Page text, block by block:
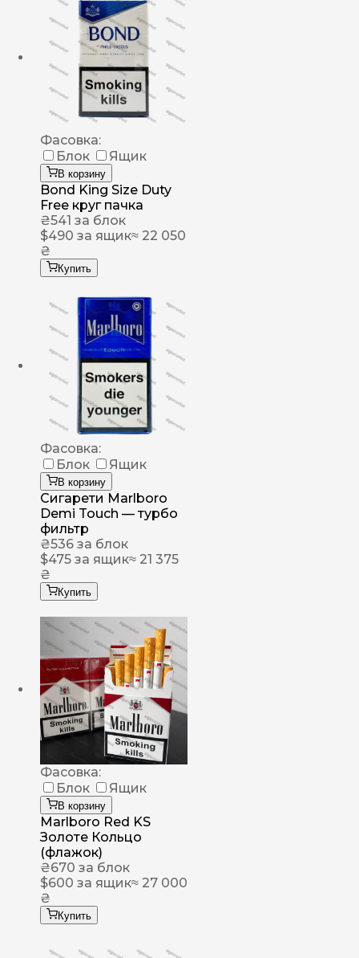
Фасовка:
Блок
Ящик
В корзину
Bond King Size Duty
Free круг пачка
₴541 за блок
$490 за ящик≈ 22 050
₴
Купить
Фасовка:
Блок
Ящик
В корзину
Сигарети Marlboro
Demi Touch — турбо
фильтр
₴536 за блок
$475 за ящик≈ 21 375
₴
Купить
Фасовка:
Блок
Ящик
В корзину
Marlboro Red KS
Золоте Кольцо
(флажок)
₴670 за блок
$600 за ящик≈ 27 000
₴
Купить